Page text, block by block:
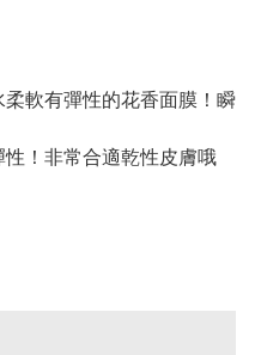
軟有彈性的花香面膜！瞬
！非常合適乾性皮膚哦